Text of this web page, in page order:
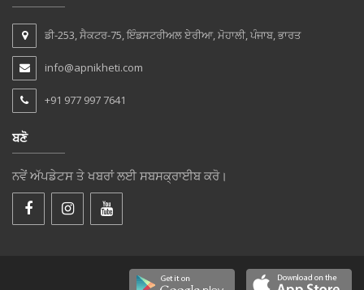
ਡੀ-253, ਸੈਕਟਰ-75, ਇੰਡਸਟਰੀਅਲ ਏਰੀਆ, ਮੋਹਾਲੀ, ਪੰਜਾਬ, ਭਾਰਤ
info@apnikheti.com
+91 977 997 7641
ਬਣੋ
ਨਵੇਂ ਅੱਪਡੇਟਸ ਤੇ ਖਬਰਾਂ ਲਈ ਸਬਸਕ੍ਰਾਈਬ ਕਰੋ।